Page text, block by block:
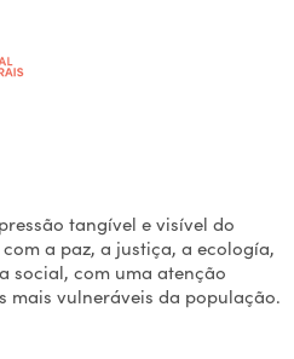
tangível e visível do
a paz, a justiça, a ecología,
social, com uma atenção
mais vulneráveis da população.